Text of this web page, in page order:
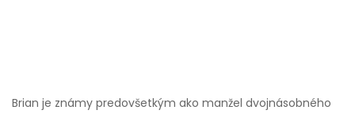
Brian je známy predovšetkým ako manžel dvojnásobného